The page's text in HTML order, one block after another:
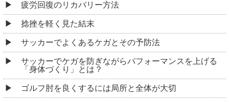
疲労回復のリカバリー方法
捻挫を軽く見た結末
サッカーでよくあるケガとその予防法
サッカーでケガを防ぎながらパフォーマンスを上げる
「身体づくり」とは？
ゴルフ肘を良くするには局所と全体が大切